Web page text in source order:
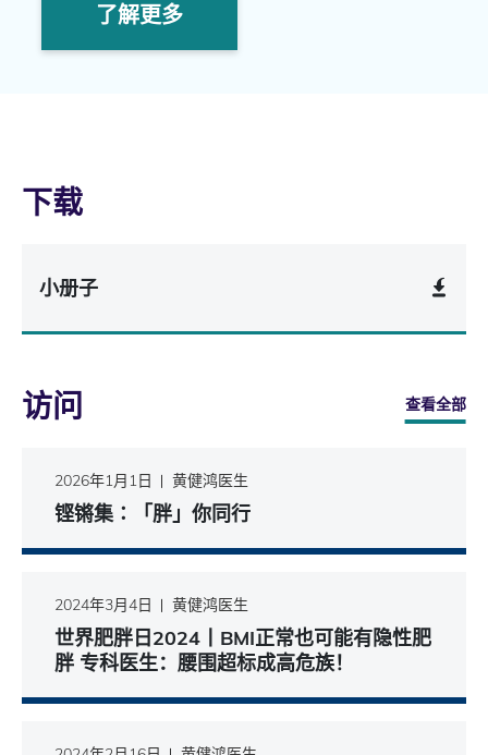
了解更多
下载
小册子
访问 查看全部
2026年1月1日 黄健鸿医生
铿锵集∶「胖」你同行
2024年3月4日 黄健鸿医生
世界肥胖日2024丨BMI正常也可能有隐性肥
胖 专科医生：腰围超标成高危族！